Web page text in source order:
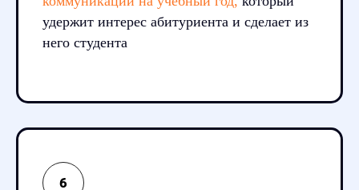
удержит интерес абитуриента и сделает из
него студента